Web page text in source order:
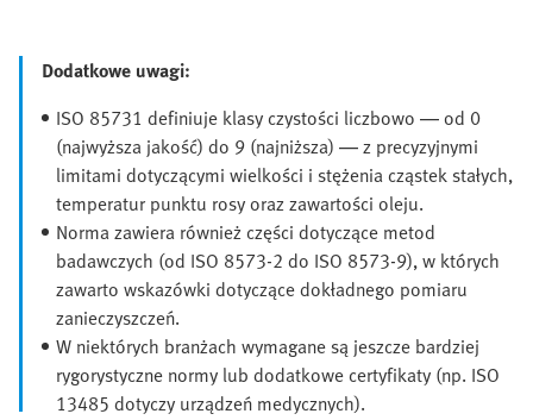
Dodatkowe uwagi:
ISO 85731 definiuje klasy czystości liczbowo — od 0
(najwyższa jakość) do 9 (najniższa) — z precyzyjnymi
limitami dotyczącymi wielkości i stężenia cząstek stałych,
temperatur punktu rosy oraz zawartości oleju.
Norma zawiera również części dotyczące metod
badawczych (od ISO 8573-2 do ISO 8573-9), w których
zawarto wskazówki dotyczące dokładnego pomiaru
zanieczyszczeń.
W niektórych branżach wymagane są jeszcze bardziej
rygorystyczne normy lub dodatkowe certyfikaty (np. ISO
13485 dotyczy urządzeń medycznych).